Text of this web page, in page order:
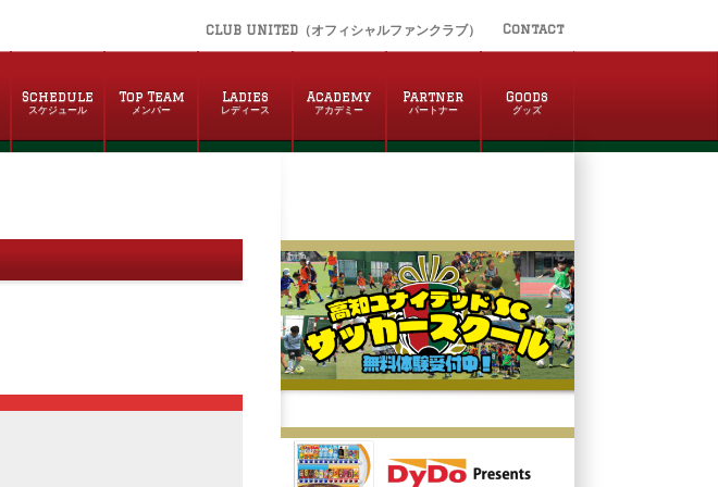
CLUB UNITED（オフィシャルファンクラブ） Contact
Schedule
スケジュール
Top Team
メンバー
Ladies
レディース
Academy
アカデミー
Partner
パートナー
Goods
グッズ